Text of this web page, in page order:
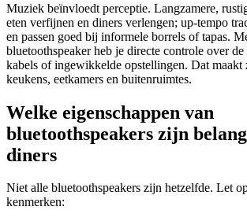
Muziek beïnvloedt perceptie. Langzamere,
eten verfijnen en diners verlengen; up-tempo
en passen goed bij informele borrels of tapas.
bluetoothspeaker heb je directe controle over
kabels of ingewikkelde opstellingen. Dat maakt
keukens, eetkamers en buitenruimtes.
Welke eigenschappen van
bluetoothspeakers zijn
diners
Niet alle bluetoothspeakers zijn hetzelfde. Let
kenmerken: